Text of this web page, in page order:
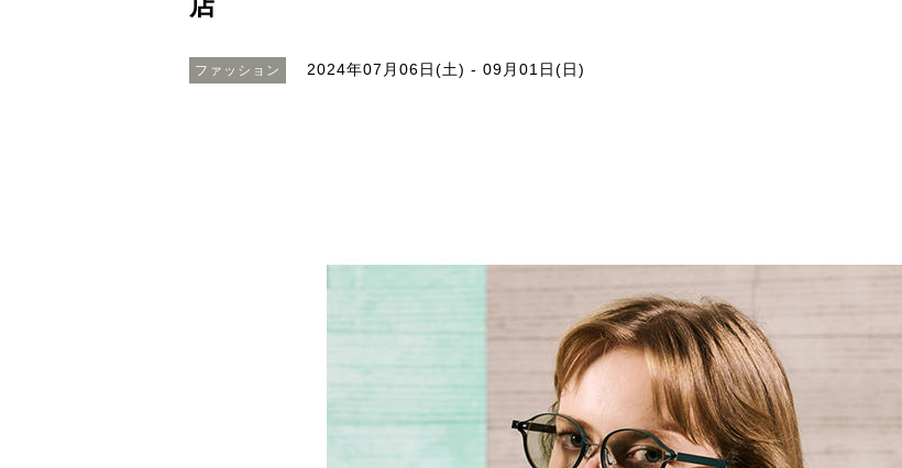
ファッション 2024年07月06日(土) - 09月01日(日)